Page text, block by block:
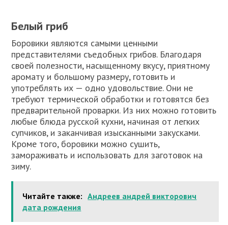
Белый гриб
Боровики являются самыми ценными
представителями съедобных грибов. Благодаря
своей полезности, насыщенному вкусу, приятному
аромату и большому размеру, готовить и
употреблять их — одно удовольствие. Они не
требуют термической обработки и готовятся без
предварительной проварки. Из них можно готовить
любые блюда русской кухни, начиная от легких
супчиков, и заканчивая изысканными закусками.
Кроме того, боровики можно сушить,
замораживать и использовать для заготовок на
зиму.
Читайте также: Андреев андрей викторович
дата рождения